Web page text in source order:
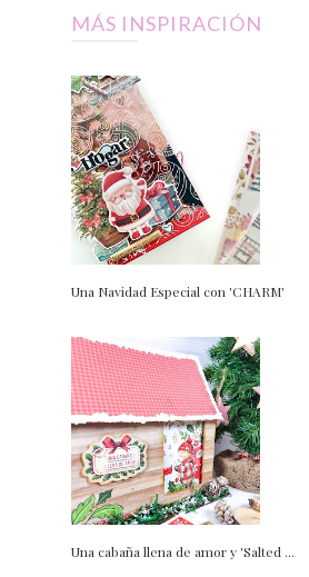
MÁS INSPIRACIÓN
Una Navidad Especial con 'CHARM'
Una cabaña llena de amor y 'Salted ...